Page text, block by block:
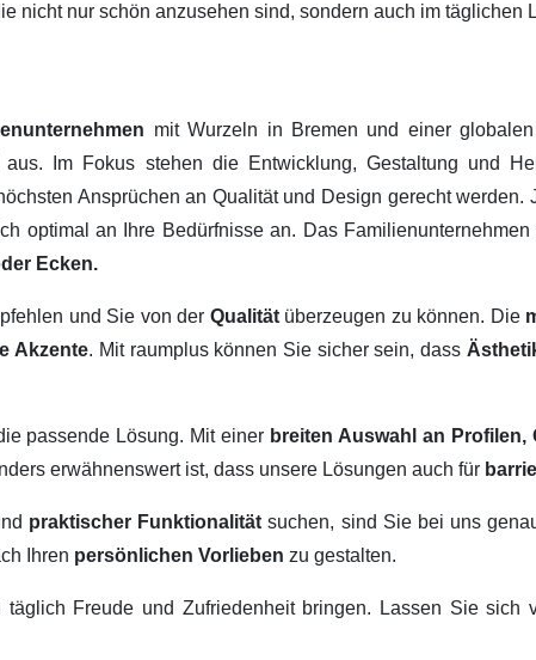
nicht nur schön anzusehen sind, sondern auch im täglichen
mit Wurzeln in Bremen und einer
aus. Im Fokus stehen die Entwicklung, Gestaltung und
Ansprüchen an Qualität und Design gerecht
optimal an Ihre Bedürfnisse an. Das Familienunternehmen
Ecken.
und Sie von der Qualität überzeugen zu können. Die
Akzente. Mit raumplus können Sie sicher sein, dass
passende Lösung. Mit einer breiten Auswahl an
erwähnenswert ist, dass unsere Lösungen auch für
praktischer Funktionalitätsuchen, sind Sie bei uns
Ihren persönlichen Vorlieben zu gestalten.
Freude und Zufriedenheit bringen. Lassen Sie sich